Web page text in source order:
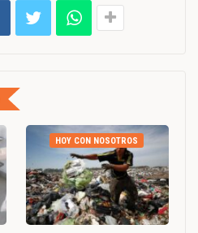
HOY CON NOSOTROS